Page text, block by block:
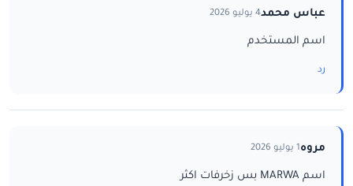
عباس محمد4 يوليو 2026
اسم المستخدم
رد
مروه1 يوليو 2026
اسم MARWA بس زخرفات اكثر